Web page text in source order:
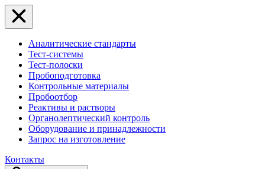
Аналитические стандарты
Тест-системы
Тест-полоски
Пробоподготовка
Контрольные материалы
Пробоотбор
Реактивы и растворы
Органолептический контроль
Оборудование и принадлежности
Запрос на изготовление
Контакты